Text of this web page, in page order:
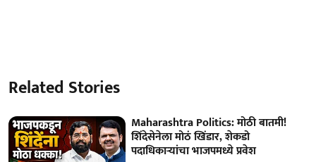
Related Stories
Maharashtra Politics: मोठी बातमी!
शिंदेसेनेला मोठं खिंडार, शेकडो
पदाधिकाऱ्यांचा भाजपमध्ये प्रवेश